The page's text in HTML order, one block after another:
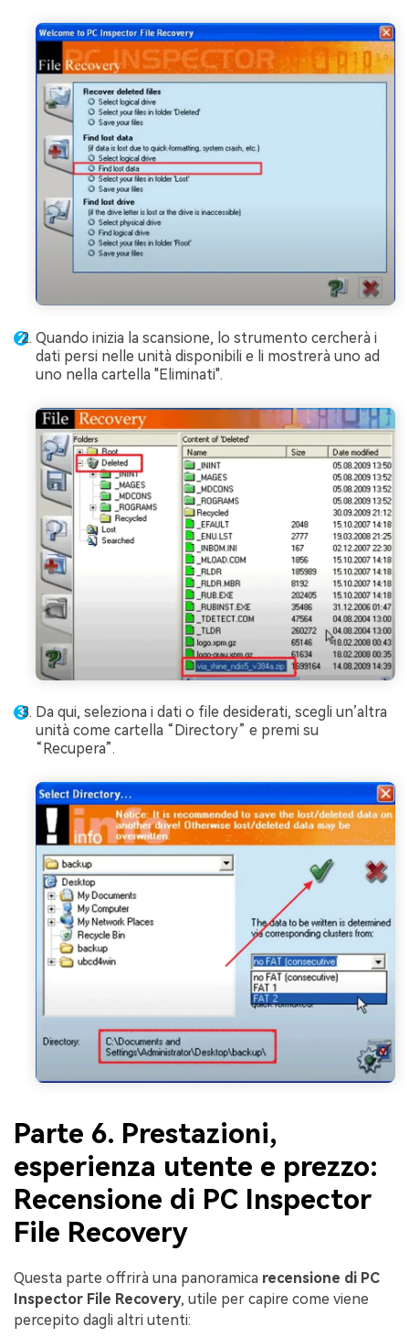
Quando inizia la scansione, lo strumento cercherà i
dati persi nelle unità disponibili e li mostrerà uno ad
uno nella cartella "Eliminati".
Da qui, seleziona i dati o file desiderati, scegli un’altra
unità come cartella “Directory” e premi su
“Recupera”.
Parte 6. Prestazioni,
esperienza utente e prezzo:
Recensione di PC Inspector
File Recovery
Questa parte offrirà una panoramica recensione di PC
Inspector File Recovery, utile per capire come viene
percepito dagli altri utenti: